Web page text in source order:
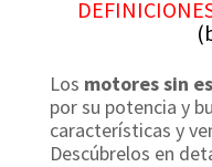
Los motores sin
por su potencia y
características y
Descúbrelos en